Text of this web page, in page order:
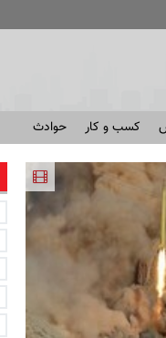
کسب و کار حوادث